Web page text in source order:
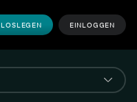
LOSLEGEN EINLOGGEN